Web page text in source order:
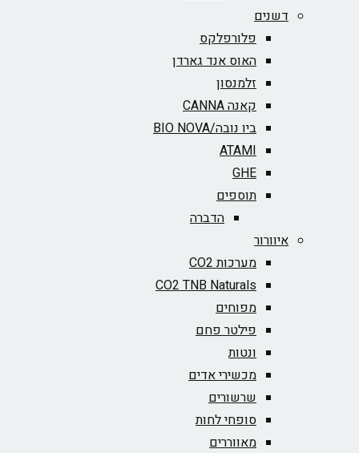
דשנים
פלורפלקס
האוס אנד גארדן
זלמנסון
קאנה CANNA
ביו נובה/BIO NOVA‏
ATAMI
GHE
תוספים
הדברה
איוורור
מערכות CO2
CO2 TNB Naturals
מפוחים
פילטר פחם
ונטות
מכשירי אדים
שרשורים
סופחי לחות
מאווררים